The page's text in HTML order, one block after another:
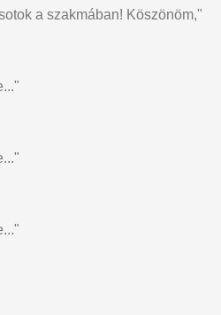
a szakmában! Köszönöm,"